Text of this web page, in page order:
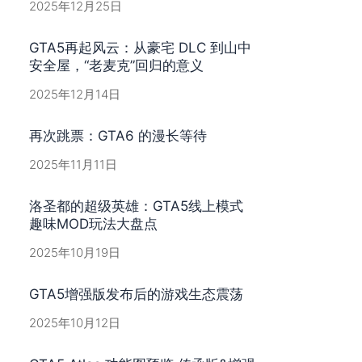
2025年12月25日
GTA5再起风云：从豪宅 DLC 到山中
安全屋，“老麦克”回归的意义
2025年12月14日
再次跳票：GTA6 的漫长等待
2025年11月11日
洛圣都的超级英雄：GTA5线上模式
趣味MOD玩法大盘点
2025年10月19日
GTA5增强版发布后的游戏生态震荡
2025年10月12日